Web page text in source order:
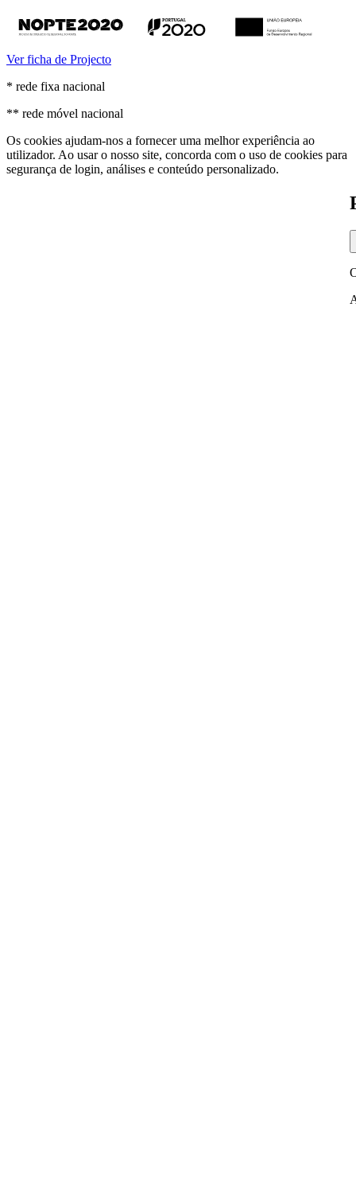
Ver ficha de Projecto
* rede fixa nacional
** rede móvel nacional
Os cookies ajudam-nos a fornecer uma melhor experiência ao
utilizador. Ao usar o nosso site, concorda com o uso de cookies para
segurança de login, análises e conteúdo personalizado.